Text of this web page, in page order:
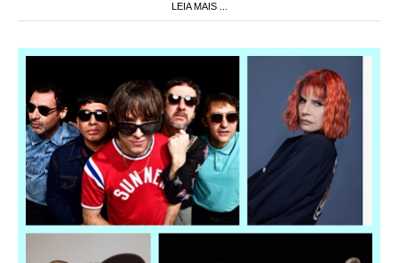
LEIA MAIS ...